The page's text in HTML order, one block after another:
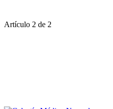
Artículo 2 de 2